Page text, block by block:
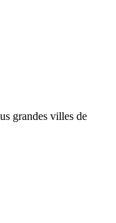
grandes villes de